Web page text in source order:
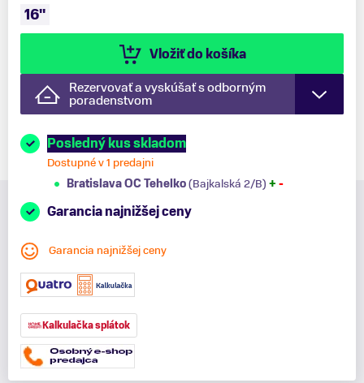
16"
Vložiť do košíka
Rezervovať a vyskúšať s odborným
poradenstvom
Posledný kus skladom
Dostupné v 1 predajni
Bratislava OC Tehelko(Bajkalská 2/B) + -
Garancia najnižšej ceny
Garancia najnižšej ceny
Kalkulačka splátok